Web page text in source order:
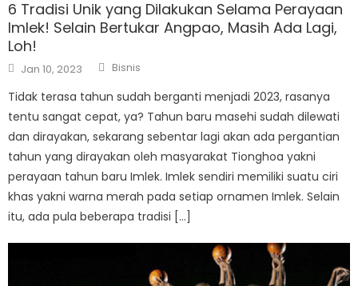
6 Tradisi Unik yang Dilakukan Selama Perayaan
Imlek! Selain Bertukar Angpao, Masih Ada Lagi,
Loh!
Posted
on
Jan 10, 2023 Author
Bisnis
Tidak terasa tahun sudah berganti menjadi 2023, rasanya
tentu sangat cepat, ya? Tahun baru masehi sudah dilewati
dan dirayakan, sekarang sebentar lagi akan ada pergantian
tahun yang dirayakan oleh masyarakat Tionghoa yakni
perayaan tahun baru Imlek. Imlek sendiri memiliki suatu ciri
khas yakni warna merah pada setiap ornamen Imlek. Selain
itu, ada pula beberapa tradisi […]